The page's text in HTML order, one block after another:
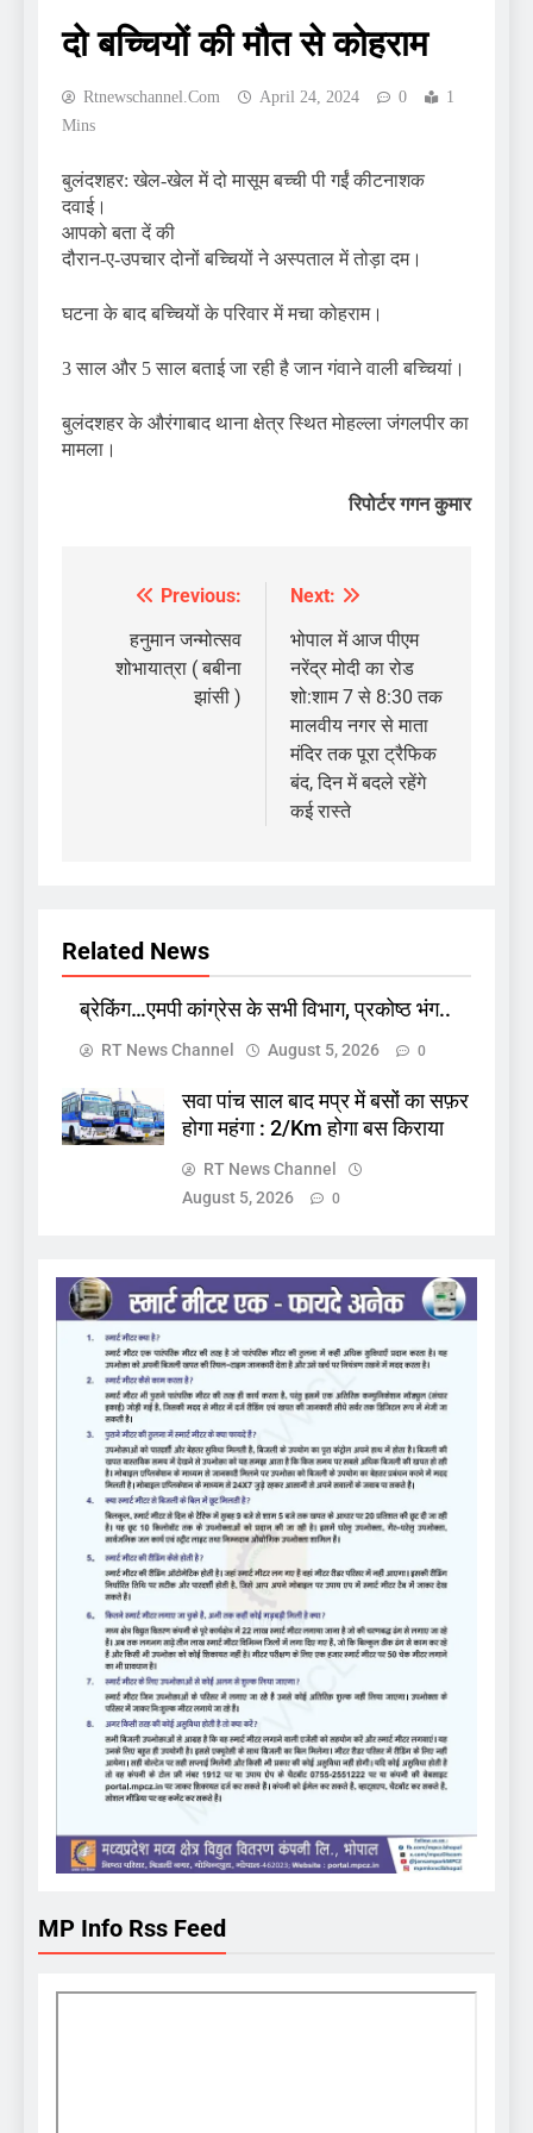
दो बच्चियों की मौत से कोहराम
Rtnewschannel.com April 24, 2024 0
1
Mins
बुलंदशहर: खेल-खेल में दो मासूम बच्ची पी गईं कीटनाशक
दवाई।
आपको बता दें की
दौरान-ए-उपचार दोनों बच्चियों ने अस्पताल में तोड़ा दम।
घटना के बाद बच्चियों के परिवार में मचा कोहराम।
3 साल और 5 साल बताई जा रही है जान गंवाने वाली बच्चियां।
बुलंदशहर के औरंगाबाद थाना क्षेत्र स्थित मोहल्ला जंगलपीर का
मामला।
रिपोर्टर गगन कुमार
Post
navigation
Previous:
हनुमान जन्मोत्सव
शोभायात्रा ( बबीना
झांसी )
Next:
भोपाल में आज पीएम
नरेंद्र मोदी का रोड
शो:शाम 7 से 8:30 तक
मालवीय नगर से माता
मंदिर तक पूरा ट्रैफिक
बंद, दिन में बदले रहेंगे
कई रास्ते
Related News
ब्रेकिंग…एमपी कांग्रेस के सभी विभाग, प्रकोष्ठ भंग..
RT News Channel August 5, 2026 0
सवा पांच साल बाद मप्र में बसों का सफ़र
होगा महंगा : 2/Km होगा बस किराया
RT News Channel
August 5, 2026
0
MP Info Rss Feed